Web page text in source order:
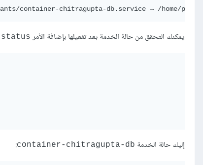
يمكنك التحقق من حالة الخدمة بعد تفعيلها بإضافة الأمر status
إليك حالة الخدمة container-chitragupta-db
: